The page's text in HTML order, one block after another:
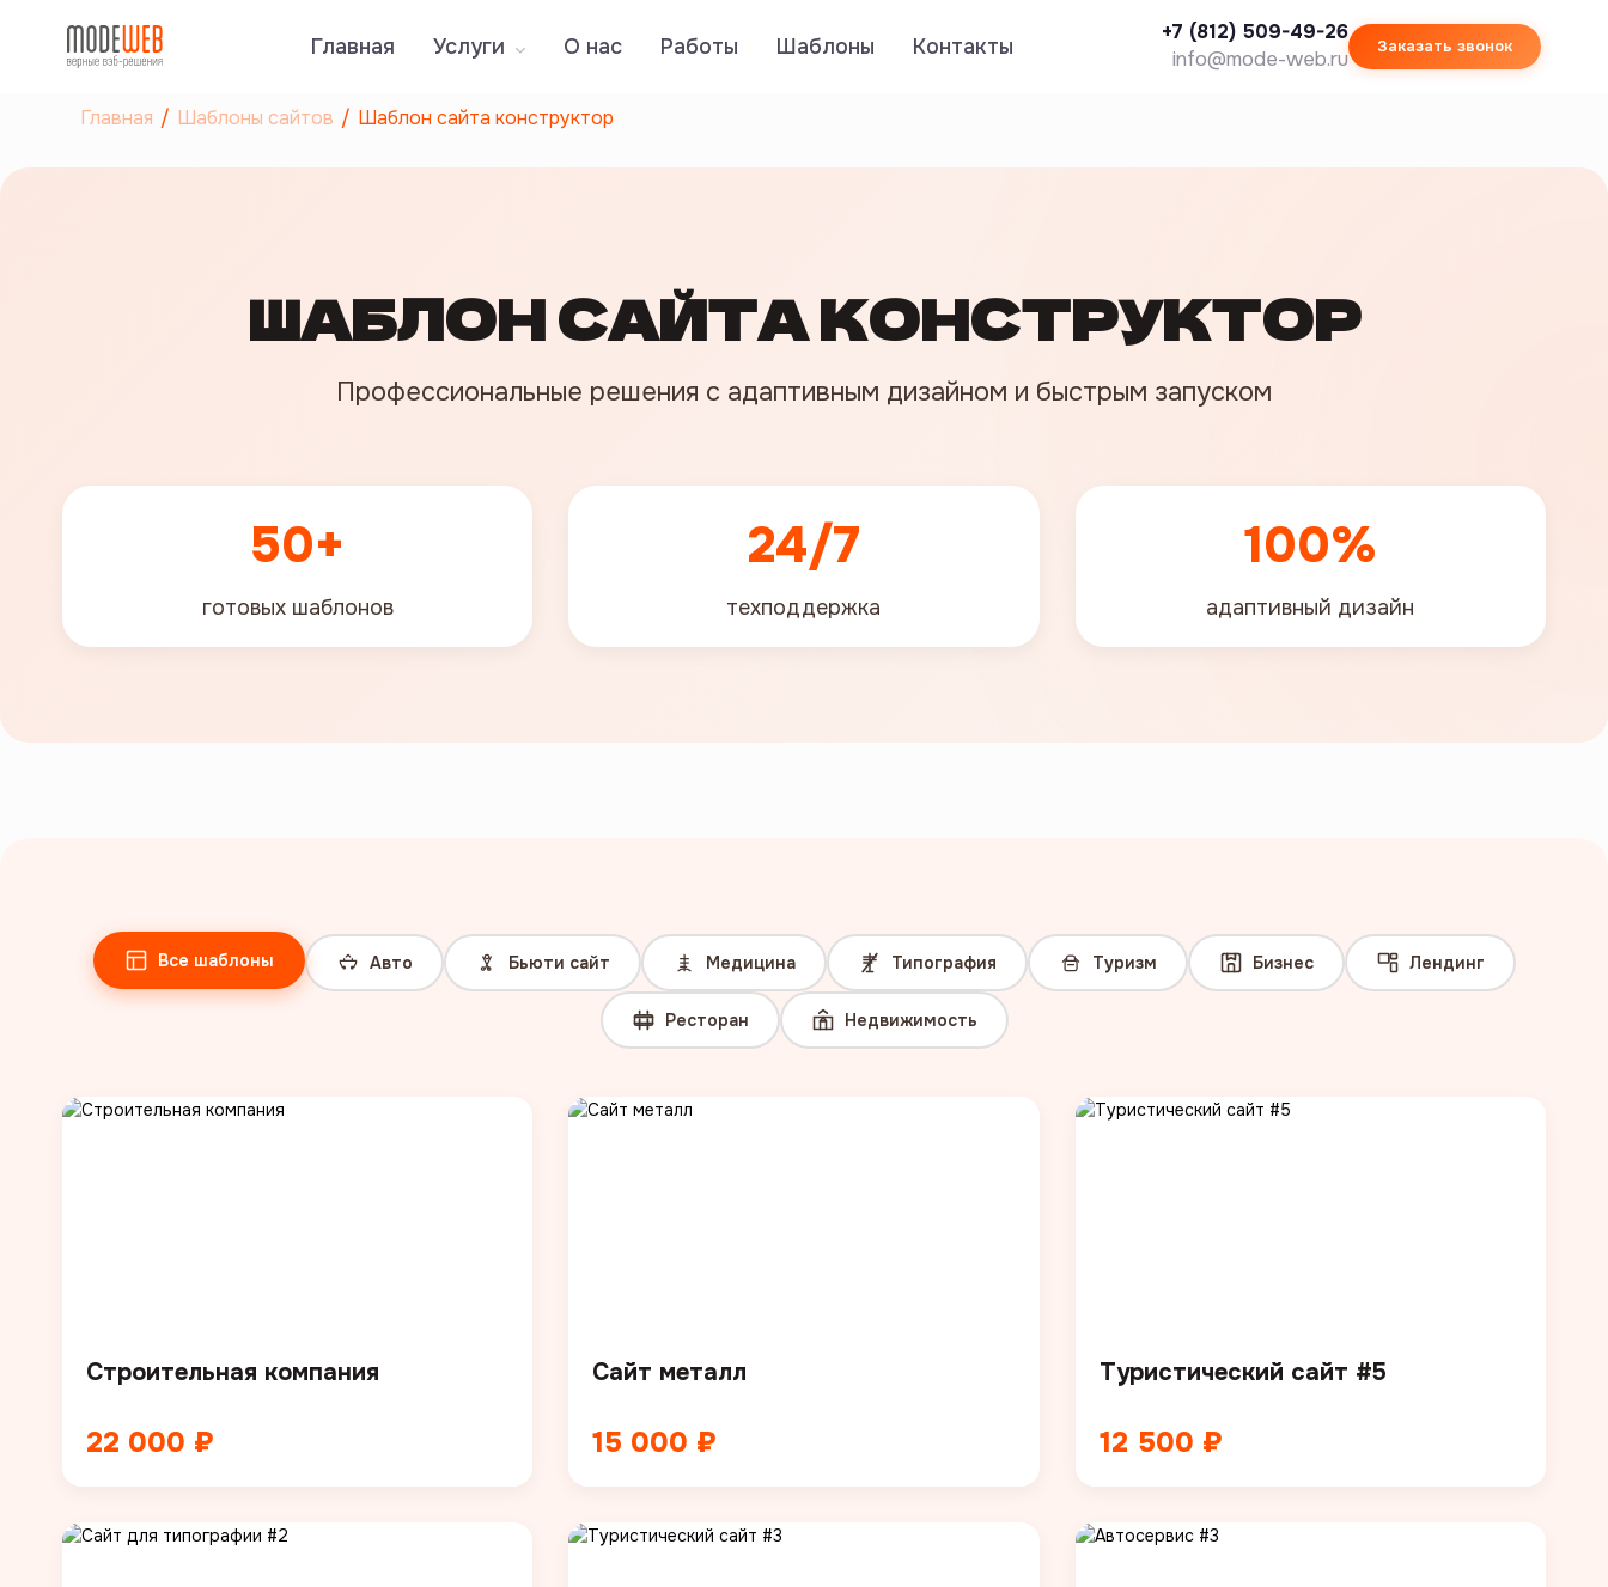
Главная Услуги О нас Работы Шаблоны Контакты
+7 (812) 509-49-26
info@mode-web.ru
Заказать звонок
Главная Шаблоны сайтов Шаблон сайта конструктор
ШАБЛОН САЙТА КОНСТРУКТОР
Профессиональные решения с адаптивным дизайном и быстрым запуском
50+
готовых шаблонов
24/7
техподдержка
100%
адаптивный дизайн
Все шаблоны Авто Бьюти сайт Медицина Типография Туризм Бизнес Лендинг
Ресторан Недвижимость
Строительная компания
22 000 ₽
Сайт металл
15 000 ₽
Туристический сайт #5
12 500 ₽